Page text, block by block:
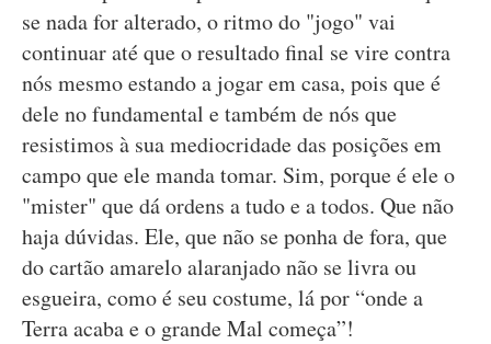
se nada for alterado, o ritmo do "jogo" vai
continuar até que o resultado final se vire contra
nós mesmo estando a jogar em casa, pois que é
dele no fundamental e também de nós que
resistimos à sua mediocridade das posições em
campo que ele manda tomar. Sim, porque é ele o
"mister" que dá ordens a tudo e a todos. Que não
haja dúvidas. Ele, que não se ponha de fora, que
do cartão amarelo alaranjado não se livra ou
esgueira, como é seu costume, lá por “onde a
Terra acaba e o grande Mal começa”!